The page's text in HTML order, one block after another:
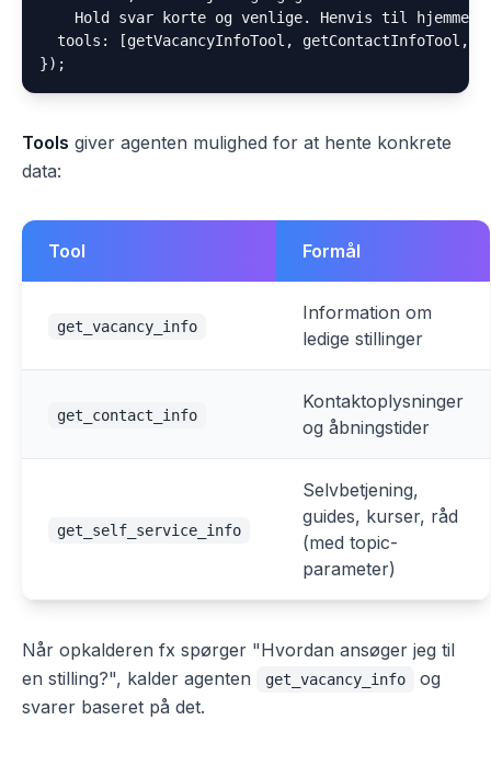
Hold svar korte og venlige. Henvis til
tools: [getVacancyInfoTool, getContactInfoTool,
Tools giver agenten mulighed for at hente konkrete
data:
Tool Formål
get_vacancy_info
Information om
ledige stillinger
get_contact_info
Kontaktoplysninger
og åbningstider
get_self_service_info
Selvbetjening,
guides, kurser, råd
(med topic-
parameter)
Når opkalderen fx spørger "Hvordan ansøger jeg til
en stilling?", kalder agenten
get_vacancy_info
og
svarer baseret på det.